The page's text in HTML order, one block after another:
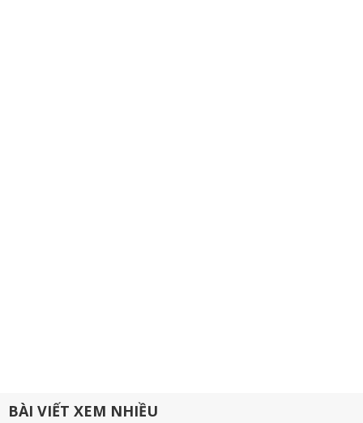
BÀI VIẾT XEM NHIỀU